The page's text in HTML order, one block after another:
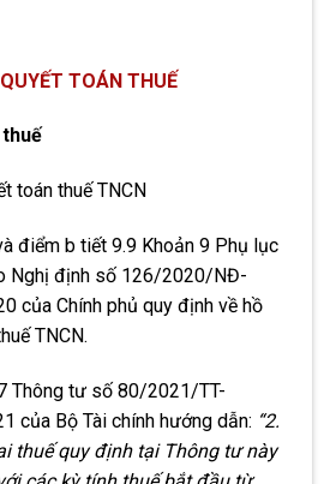
TOÁN THUẾ
toán thuế TNCN
điểm b tiết 9.9 Khoản 9 Phụ lục
Nghị định số 126/2020/NĐ-
của Chính phủ quy định về hồ
TNCN.
Thông tư số 80/2021/TT-
của Bộ Tài chính hướng dẫn: “2.
thuế quy định tại Thông tư này